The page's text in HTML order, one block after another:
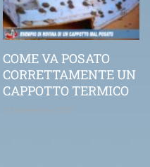
COME VA POSATO
CORRETTAMENTE UN
CAPPOTTO TERMICO
21 Novembre 2020